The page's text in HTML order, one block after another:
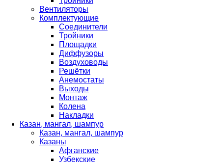
Вентиляторы
Комплектующие
Соединители
Тройники
Площадки
Диффузоры
Воздуховоды
Решётки
Анемостаты
Выходы
Монтаж
Колена
Накладки
Казан, мангал, шампур
Казан, мангал, шампур
Казаны
Афганские
Узбекские